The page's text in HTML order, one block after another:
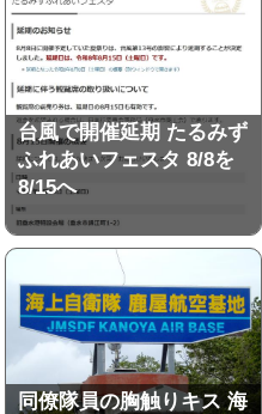
台風で開催延期 たるみず
ふれあいフェスタ 8/8を
8/15へ
同僚隊員の胸触りキス 海